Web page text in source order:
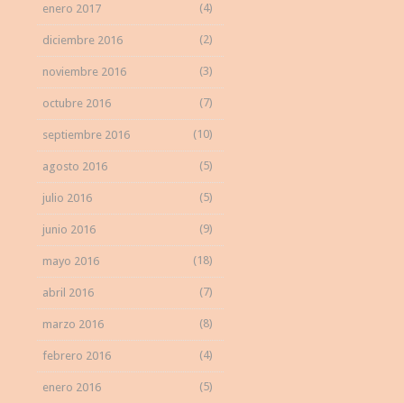
enero 2017 (4)
diciembre 2016 (2)
noviembre 2016 (3)
octubre 2016 (7)
septiembre 2016 (10)
agosto 2016 (5)
julio 2016 (5)
junio 2016 (9)
mayo 2016 (18)
abril 2016 (7)
marzo 2016 (8)
febrero 2016 (4)
enero 2016 (5)